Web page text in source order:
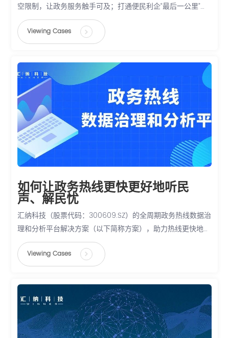
空限制，让政务服务触手可及；打通便民利企“最后一公里”，
让公共服务能够更加贴近人心，不断提高人民群众的获得感、
幸福感、安全感。
Viewing Cases
如何让政务热线更快更好地听民
声、解民忧
汇纳科技（股票代码：300609.SZ）的全周期政务热线数据治
理和分析平台解决方案（以下简称方案），助力热线更快地听
民声、更好地解民忧，帮助政府打造服务高效化、治理精细化
的政务热线。
Viewing Cases